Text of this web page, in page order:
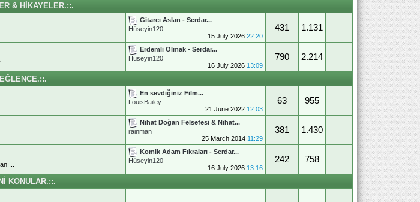
& HİKAYELER.::.
Gitarcı Aslan - Serdar...
Hüseyin120
15 July 2026 22:20
431 1.131
Erdemli Olmak - Serdar...
Hüseyin120
16 July 2026 13:09
790 2.214
En sevdiğiniz Film...
LouisBailey
21 June 2022 12:03
63 955
Nihat Doğan Felsefesi & Nihat...
rainman
25 March 2014 11:29
381 1.430
Komik Adam Fıkraları - Serdar...
Hüseyin120
16 July 2026 13:16
242 758
KONULAR.::.